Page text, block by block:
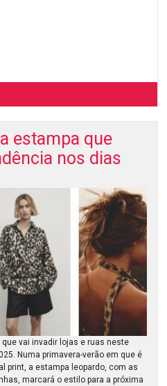
estampa que
nos dias
que vai invadir lojas e ruas neste
Numa primavera-verão em que é
print, a estampa leopardo, com as
marcará o estilo para a próxima